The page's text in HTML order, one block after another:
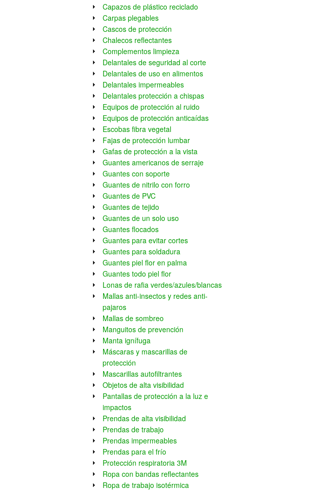
Capazos de plástico reciclado
Carpas plegables
Cascos de protección
Chalecos reflectantes
Complementos limpieza
Delantales de seguridad al corte
Delantales de uso en alimentos
Delantales impermeables
Delantales protección a chispas
Equipos de protección al ruido
Equipos de protección anticaídas
Escobas fibra vegetal
Fajas de protección lumbar
Gafas de protección a la vista
Guantes americanos de serraje
Guantes con soporte
Guantes de nitrilo con forro
Guantes de PVC
Guantes de tejido
Guantes de un solo uso
Guantes flocados
Guantes para evitar cortes
Guantes para soldadura
Guantes piel flor en palma
Guantes todo piel flor
Lonas de rafia verdes/azules/blancas
Mallas anti-insectos y redes anti-
pajaros
Mallas de sombreo
Manguitos de prevención
Manta ignífuga
Máscaras y mascarillas de
protección
Mascarillas autofiltrantes
Objetos de alta visibilidad
Pantallas de protección a la luz e
impactos
Prendas de alta visibilidad
Prendas de trabajo
Prendas impermeables
Prendas para el frío
Protección respiratoria 3M
Ropa con bandas reflectantes
Ropa de trabajo isotérmica